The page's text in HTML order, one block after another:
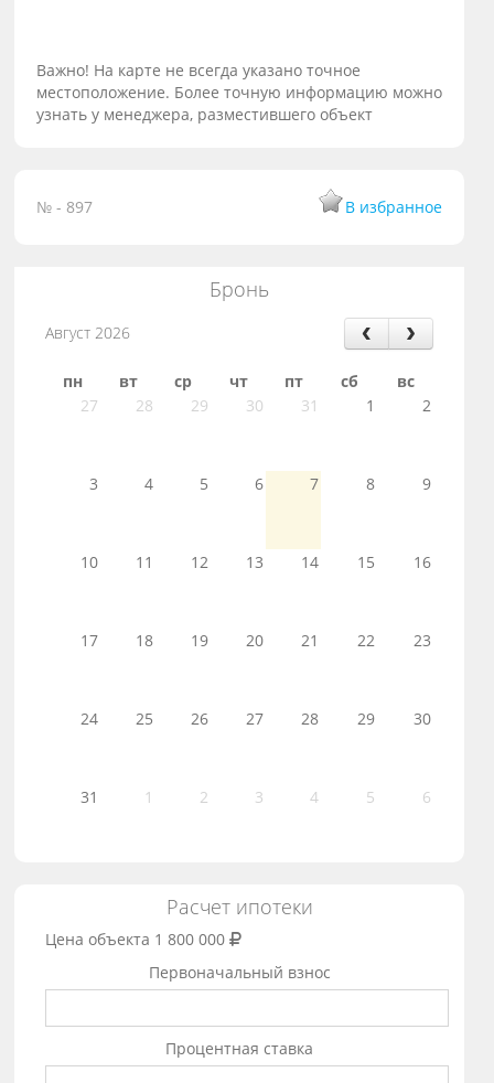
Важно! На карте не всегда указано точное
местоположение. Более точную информацию можно
узнать у менеджера, разместившего объект
№ - 897 В избранное
Бронь
Август 2026
пн вт ср чт пт сб
вс
27
28 29 30 31 1 2
3 4 5 6 7 8 9
10 11 12 13 14 15 16
17 18 19 20 21 22 23
24 25 26 27 28 29 30
31 1 2 3 4 5 6
Расчет ипотеки
Цена объекта 1 800 000
Первоначальный взнос
Процентная ставка